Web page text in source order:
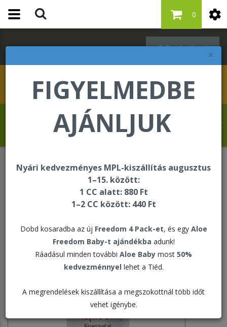
×
FIGYELMEDBE
AJÁNLJUK
Nyári kedvezményes MPL-kiszállítás augusztus
1–15. között:
1 CC alatt: 880 Ft
1–2 CC között: 440 Ft
Dobd kosaradba az új Freedom 4 Pack-et, és egy Aloe
Freedom Baby-t ajándékba adunk!
Ráadásul minden további Aloe Baby most 50%
kedvezménnyel lehet a Tiéd.
A megrendelések kiszállítása a megszokottnál több időt
vehet igénybe.
Bejelentkezés
0
Revelat Jean Baptiste üdvözli Önt a
Forever Living internetes áruházában!
FAB-X Energy Drink